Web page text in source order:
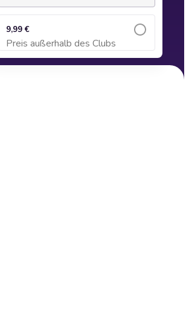
9,99 €
Preis außerhalb des Clubs
Zum Warenkorb hinzufügen